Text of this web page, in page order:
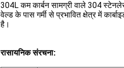
304L कम कार्बन सामग्री वाले 304
वेल्ड के पास गर्मी से प्रभावित क्षेत्र में
है।
रासायनिक संरचना: